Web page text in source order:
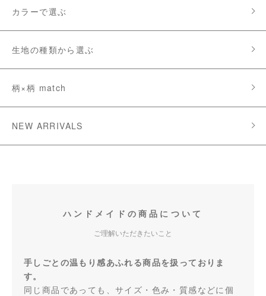
カラーで選ぶ
生地の種類から選ぶ
柄×柄 match
NEW ARRIVALS
ハンドメイドの商品について
ご理解いただきたいこと
手しごとの温もり感あふれる商品を扱っておりま
す。
同じ商品であっても、サイズ・色み・質感などに個